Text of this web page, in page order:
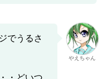
でうるさ
やえちゃん